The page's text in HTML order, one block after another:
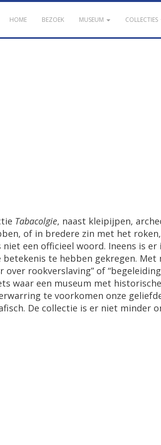
HOME BEZOEK MUSEUM COLLECTIES
Tabacolgie, naast kleipijpen,
of in bredere zin met het
een officieel woord. Ineens is
te hebben gekregen.
rookverslaving” of
waar een museum met
te voorkomen onze
De collectie is er niet minder